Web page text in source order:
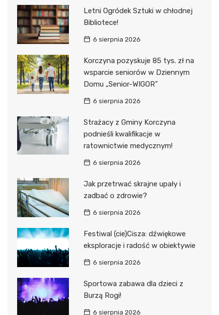
Letni Ogródek Sztuki w chłodnej
Bibliotece!
6 sierpnia 2026
Korczyna pozyskuje 85 tys. zł na
wsparcie seniorów w Dziennym
Domu „Senior-WIGOR”
6 sierpnia 2026
Strażacy z Gminy Korczyna
podnieśli kwalifikacje w
ratownictwie medycznym!
6 sierpnia 2026
Jak przetrwać skrajne upały i
zadbać o zdrowie?
6 sierpnia 2026
Festiwal (cie)Cisza: dźwiękowe
eksploracje i radość w obiektywie
6 sierpnia 2026
Sportowa zabawa dla dzieci z
Burzą Rogi!
6 sierpnia 2026